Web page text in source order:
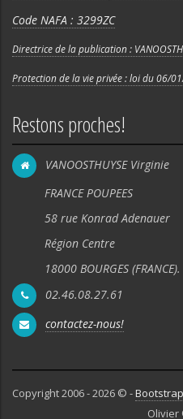
Code NAFA : 3299ZC
Directrice de la publication :
Protection de la vie privée : loi du 06/
Restons proches!
VANOOSTHUYSE Virginie
FRANCE POUPEES
58 rue Konrad Adenauer
Région Centre
18000 BOURGES (FRANCE).
02.46.08.27.61
contactez-nous!
Copyright 2006 - 2026 © -
Olivier